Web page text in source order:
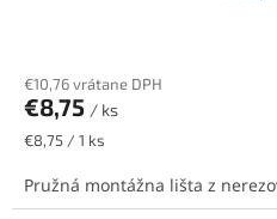
€10,76 vrátane DPH
€8,75 / ks
Jednotková
€8,75 / 1 ks
Pružná montážna lišta z